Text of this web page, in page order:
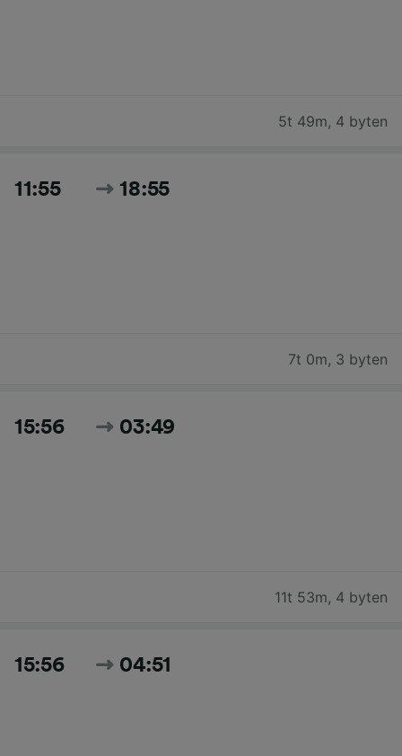
5t 49m, 4 byten
11:55 18:55
7t 0m, 3 byten
15:56 03:49
11t 53m, 4 byten
15:56 04:51